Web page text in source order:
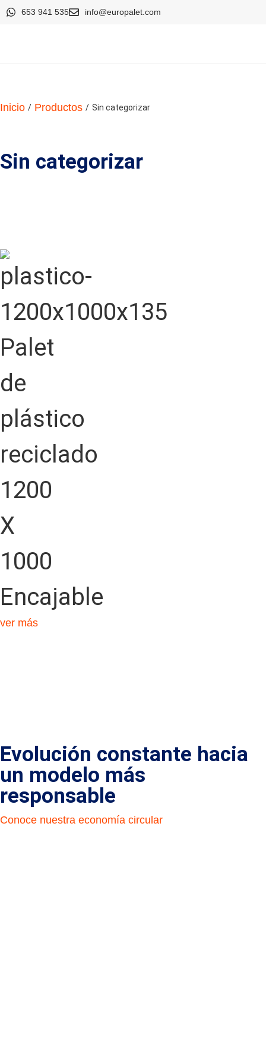
653 941 535 info@europalet.com
Inicio / Productos / Sin categorizar
Sin categorizar
Palet
de
plástico
reciclado
1200
X
1000
Encajable
ver más
Evolución constante hacia
un modelo más
responsable
Conoce nuestra economía circular